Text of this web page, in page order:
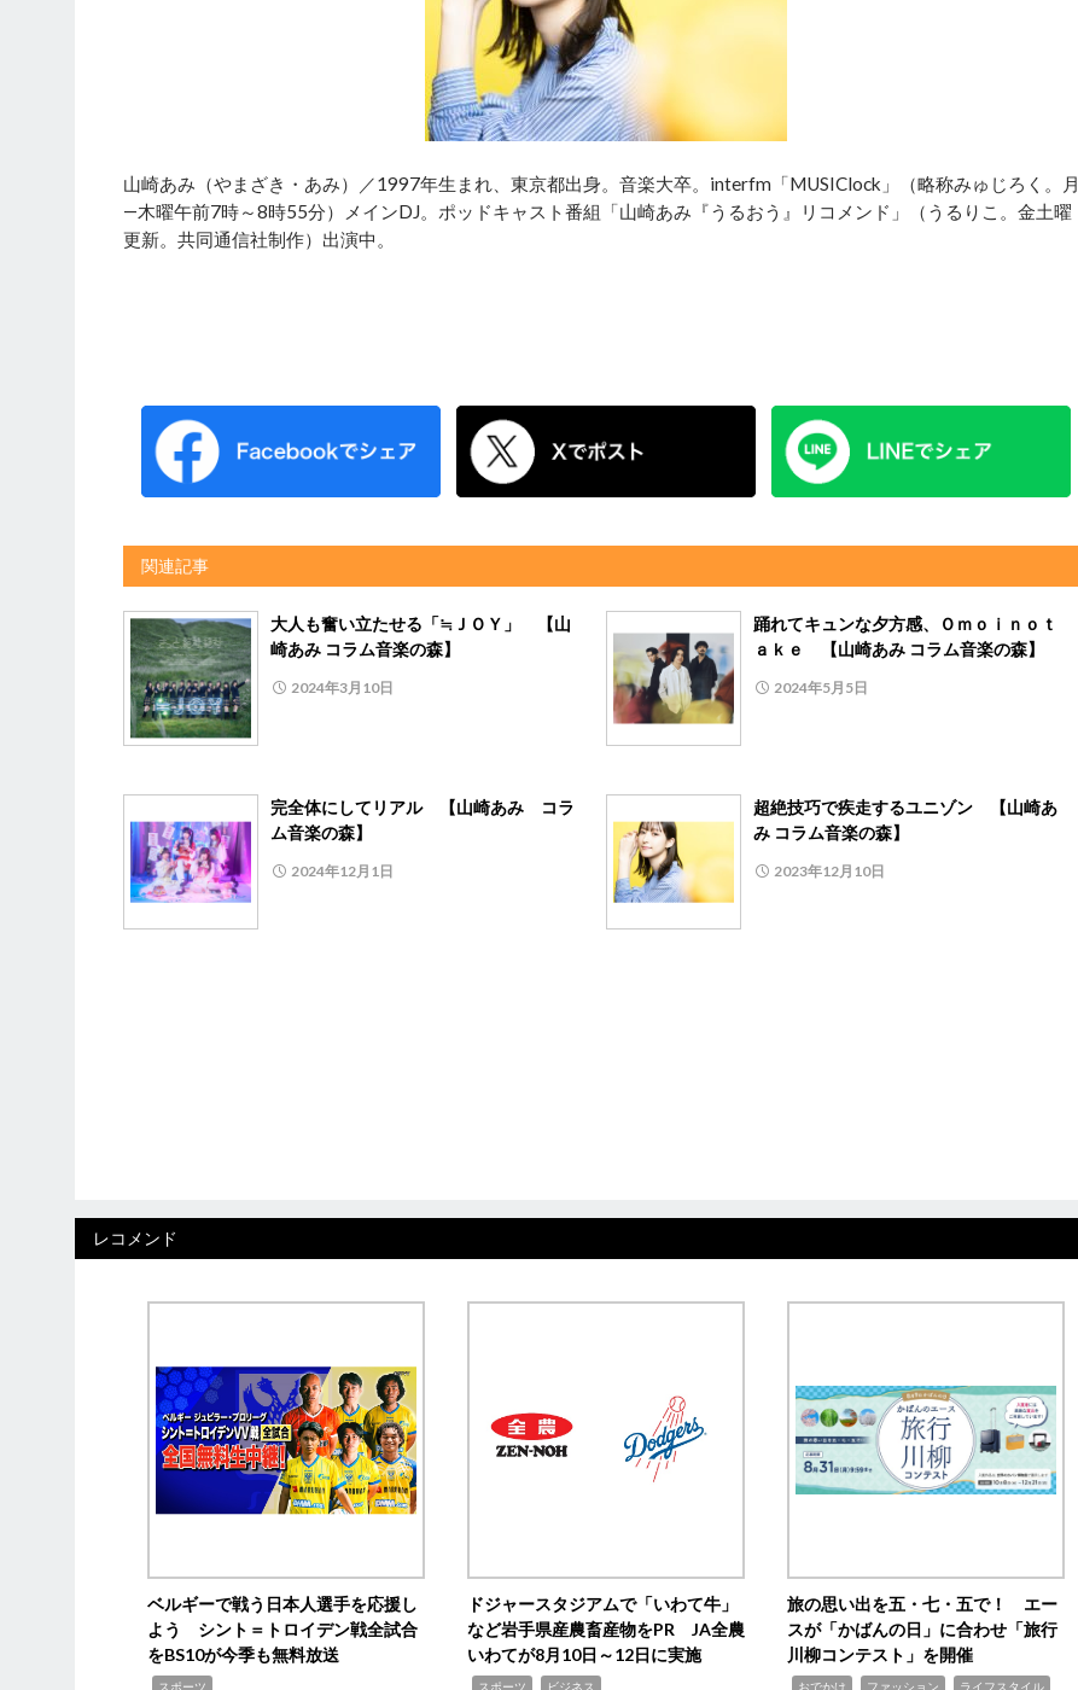
山崎あみ（やまざき・あみ）／1997年生まれ、東京都出身。音楽大卒。interfm「MUSIClock」（略称みゅじろく。月
―木曜午前7時～8時55分）メインDJ。ポッドキャスト番組「山崎あみ『うるおう』リコメンド」（うるりこ。金土曜
更新。共同通信社制作）出演中。
関連記事
大人も奮い立たせる「≒ＪＯＹ」 【山
崎あみ コラム音楽の森】
2024年3月10日
踊れてキュンな夕方感、Ｏｍｏｉｎｏｔ
ａｋｅ 【山崎あみ コラム音楽の森】
2024年5月5日
完全体にしてリアル 【山崎あみ コラ
ム音楽の森】
2024年12月1日
超絶技巧で疾走するユニゾン 【山崎あ
み コラム音楽の森】
2023年12月10日
レコメンド
ベルギーで戦う日本人選手を応援し
よう シント＝トロイデン戦全試合
をBS10が今季も無料放送
スポーツ
ドジャースタジアムで「いわて牛」
など岩手県産農畜産物をPR JA全農
いわてが8月10日～12日に実施
スポーツ ビジネス
旅の思い出を五・七・五で！ エー
スが「かばんの日」に合わせ「旅行
川柳コンテスト」を開催
おでかけ ファッション ライフスタイル